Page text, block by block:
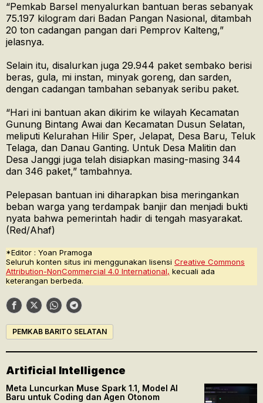
“Pemkab Barsel menyalurkan bantuan beras sebanyak
75.197 kilogram dari Badan Pangan Nasional, ditambah
20 ton cadangan pangan dari Pemprov Kalteng,”
jelasnya.
Selain itu, disalurkan juga 29.944 paket sembako berisi
beras, gula, mi instan, minyak goreng, dan sarden,
dengan cadangan tambahan sebanyak seribu paket.
“Hari ini bantuan akan dikirim ke wilayah Kecamatan
Gunung Bintang Awai dan Kecamatan Dusun Selatan,
meliputi Kelurahan Hilir Sper, Jelapat, Desa Baru, Teluk
Telaga, dan Danau Ganting. Untuk Desa Malitin dan
Desa Janggi juga telah disiapkan masing-masing 344
dan 346 paket,” tambahnya.
Pelepasan bantuan ini diharapkan bisa meringankan
beban warga yang terdampak banjir dan menjadi bukti
nyata bahwa pemerintah hadir di tengah masyarakat.
(Red/Ahaf)
*Editor : Yoan Pramoga
Seluruh konten situs ini menggunakan lisensi Creative Commons
Attribution-NonCommercial 4.0 International, kecuali ada
keterangan berbeda.
PEMKAB BARITO SELATAN
Artificial Intelligence
Meta Luncurkan Muse Spark 1.1, Model AI
Baru untuk Coding dan Agen Otonom